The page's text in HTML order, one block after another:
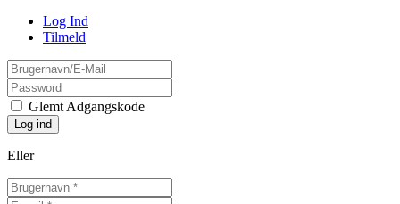
Log Ind
Tilmeld
Glemt Adgangskode
Eller